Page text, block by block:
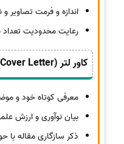
اندازه و فرمت تصاویر و
رعایت محدودیت
کاور لتر (Cover Letter)
معرفی کوتاه خود و
بیان نوآوری و ارزش
ذکر سازگاری مقاله با